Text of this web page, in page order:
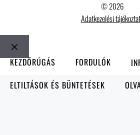
© 2026
Adatkezelési
Bezár
KEZDŐRÚGÁS FORDULÓK
ELTILTÁSOK ÉS BÜNTETÉSEK